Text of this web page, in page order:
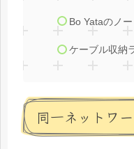
Bo Yataのノ
ケーブル収納
同一ネットワ